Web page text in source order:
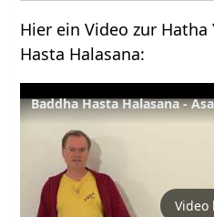
Hier ein Video zur Hatha
Hasta Halasana:
Baddha Hasta Halasana -
Video